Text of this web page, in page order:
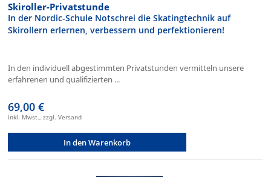
Skiroller-Privatstunde
In der Nordic-Schule Notschrei die Skatingtechnik auf
Skirollern erlernen, verbessern und perfektionieren!
In den individuell abgestimmten Privatstunden vermitteln unsere
erfahrenen und qualifizierten ...
69,00 €
inkl. Mwst., zzgl. Versand
In den Warenkorb